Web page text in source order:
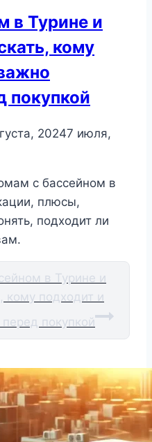
в Турине и
кому
покупкой
20247 июля,
с бассейном в
плюсы,
подходит ли
в Турине и
кому подходит и
покупкой